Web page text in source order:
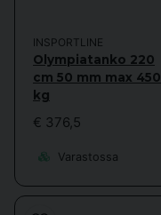
INSPORTLINE
Olympiatanko 220
cm 50 mm max 450
kg
€ 376,5
Varastossa